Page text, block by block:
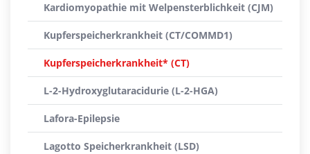
Kardiomyopathie mit Welpensterblichkeit (CJM)
Kupferspeicherkrankheit (CT/COMMD1)
Kupferspeicherkrankheit* (CT)
L-2-Hydroxyglutaracidurie (L-2-HGA)
Lafora-Epilepsie
Lagotto Speicherkrankheit (LSD)